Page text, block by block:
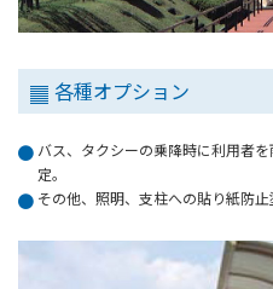
各種オプション
バス、タクシーの乗降時に利用者
定。
その他、照明、支柱への貼り紙防止